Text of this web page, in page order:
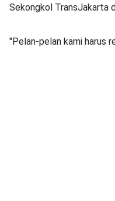
Sekongkol TransJakarta
"Pelan-pelan kami harus